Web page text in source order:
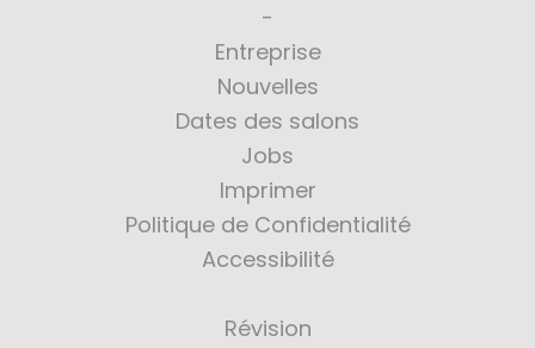
Entreprise
Nouvelles
Dates des salons
Jobs
Imprimer
Politique de Confidentialité
Accessibilité
Révision